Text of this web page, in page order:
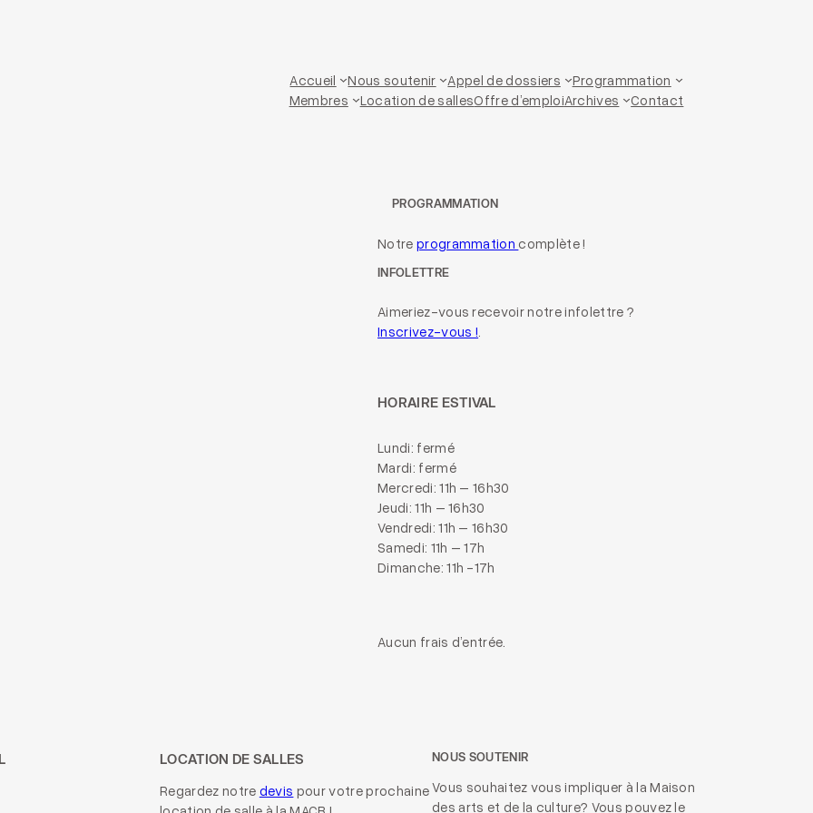
Accueil Nous soutenir Appel de dossiers
Programmation
Membres
Location de sallesOffre d’emploiArchives Contact
PROGRAMMATION
Notre programmation complète !
INFOLETTRE
Aimeriez-vous recevoir notre infolettre ?
Inscrivez-vous !.
HORAIRE ESTIVAL
Lundi: fermé
Mardi: fermé
Mercredi: 11h – 16h30
Jeudi: 11h – 16h30
Vendredi: 11h – 16h30
Samedi: 11h – 17h
Dimanche: 11h -17h
Aucun frais d’entrée.
LOCATION DE SALLES
Regardez notre devis pour votre prochaine
NOUS SOUTENIR
Vous souhaitez vous impliquer à la Maison
des arts et de la culture? Vous pouvez le